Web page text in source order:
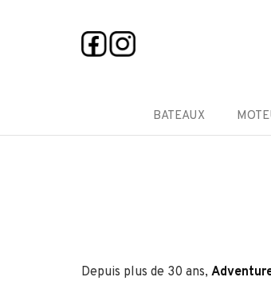
BATEAUX
Depuis plus de 30 ans,